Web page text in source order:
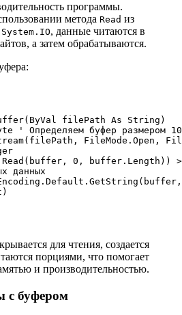
программы.
метода Read из
System.IO, данные читаются в
а затем обрабатываются.
filePath As String)
' Определяем буфер размером
FileMode.Open,
0, buffer.Length))
данных
для чтения, создается
порциями, что помогает
и производительностью.
с буфером